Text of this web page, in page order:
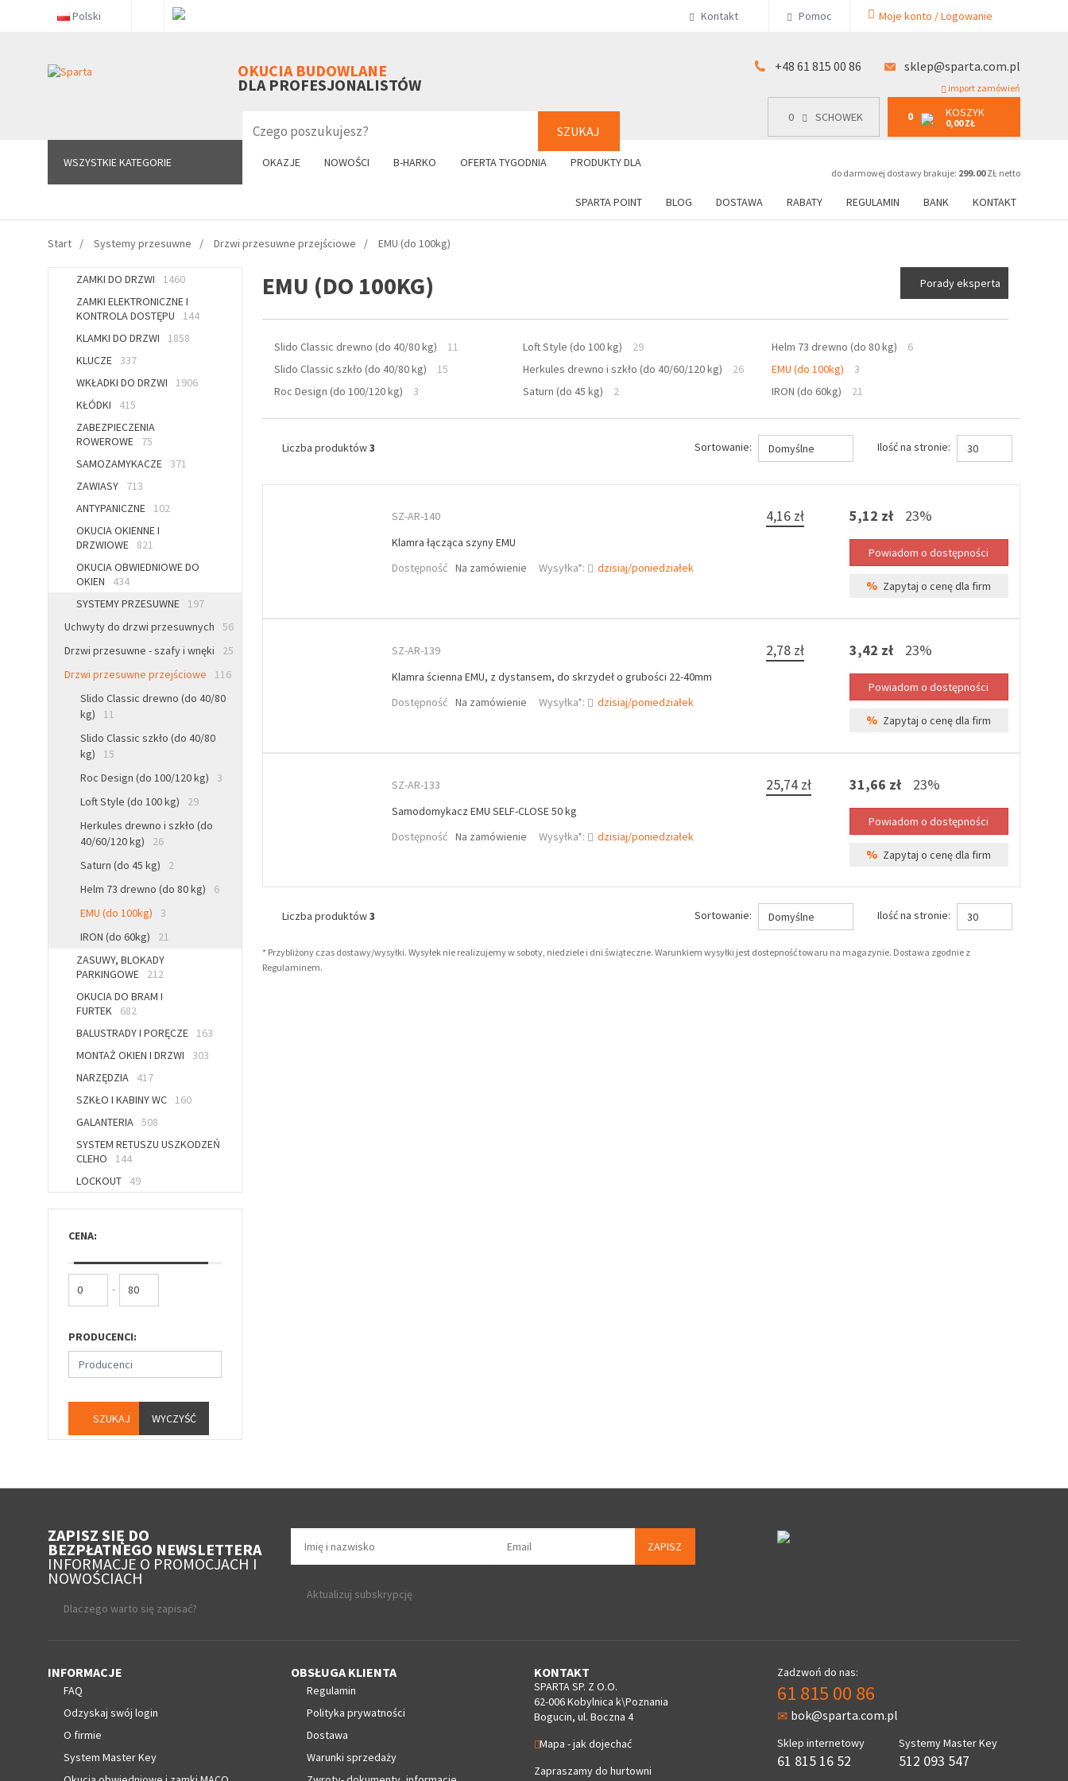
Polski Kontakt Pomoc Moje konto / Logowanie
OKUCIA BUDOWLANE
DLA PROFESJONALISTÓW
SZUKAJ
+48 61 815 00 86 sklep@sparta.com.pl
import zamówień
0 SCHOWEK 0 KOSZYK
0,00 ZŁ
do darmowej dostawy brakuje: 299.00ZŁ netto
WSZYSTKIE KATEGORIE OKAZJE NOWOŚCI B-HARKO OFERTA TYGODNIA PRODUKTY DLA
SPARTA POINT BLOG DOSTAWA RABATY REGULAMIN BANK KONTAKT
WSZYSTKIE KATEGORIE 0 SCHOWEK 0 KOSZYK
0,00 ZŁ
+48 61 815 00 86
Start Systemy przesuwne Drzwi przesuwne przejściowe EMU (do 100kg)
ZAMKI DO DRZWI
1460
ZAMKI ELEKTRONICZNE I
KONTROLA DOSTĘPU
144
KLAMKI DO DRZWI
1858
KLUCZE
337
WKŁADKI DO DRZWI
1906
KŁÓDKI
415
ZABEZPIECZENIA
ROWEROWE
75
SAMOZAMYKACZE
371
ZAWIASY
713
ANTYPANICZNE
102
OKUCIA OKIENNE I
DRZWIOWE
821
OKUCIA OBWIEDNIOWE DO
OKIEN
434
SYSTEMY PRZESUWNE
197
Uchwyty do drzwi przesuwnych
56
Drzwi przesuwne - szafy i wnęki
25
Drzwi przesuwne przejściowe
116
Slido Classic drewno (do 40/80
kg)
11
Slido Classic szkło (do 40/80
kg)
15
Roc Design (do 100/120 kg)
3
Loft Style (do 100 kg)
29
Herkules drewno i szkło (do
40/60/120 kg)
26
Saturn (do 45 kg)
2
Helm 73 drewno (do 80 kg)
6
EMU (do 100kg)
3
IRON (do 60kg)
21
ZASUWY, BLOKADY
PARKINGOWE
212
OKUCIA DO BRAM I
FURTEK
682
BALUSTRADY I PORĘCZE
163
MONTAŻ OKIEN I DRZWI
303
NARZĘDZIA
417
SZKŁO I KABINY WC
160
GALANTERIA 508
SYSTEM RETUSZU USZKODZEŃ
CLEHO
144
LOCKOUT
49
CENA:
-
PRODUCENCI:
Producenci
WYCZYŚĆ
EMU (DO 100KG) Porady eksperta
Slido Classic drewno (do 40/80 kg)
11
Slido Classic szkło (do 40/80 kg)
15
Roc Design (do 100/120 kg)
3
Loft Style (do 100 kg)
29
Herkules drewno i szkło (do 40/60/120 kg)
26
Saturn (do 45 kg)
2
Helm 73 drewno (do 80 kg)
6
EMU (do 100kg)
3
IRON (do 60kg)
21
Liczba produktów3 Sortowanie: Domyślne Ilość na stronie: 30
SZ-AR-140
Klamra łącząca szyny EMU
Dostępność Na zamówienie Wysyłka*: dzisiaj/poniedziałek
4,16 zł 5,12 zł 23%
% Zapytaj o cenę dla firm
SZ-AR-139
Klamra ścienna EMU, z dystansem, do skrzydeł o grubości 22-40mm
Dostępność Na zamówienie Wysyłka*: dzisiaj/poniedziałek
2,78 zł 3,42 zł 23%
% Zapytaj o cenę dla firm
SZ-AR-133
Samodomykacz EMU SELF-CLOSE 50 kg
Dostępność Na zamówienie Wysyłka*: dzisiaj/poniedziałek
25,74 zł 31,66 zł 23%
% Zapytaj o cenę dla firm
Liczba produktów3 Sortowanie: Domyślne Ilość na stronie: 30
* Przybliżony czas dostawy/wysyłki. Wysyłek nie realizujemy w soboty, niedziele i dni świąteczne. Warunkiem wysyłki jest dostepność towaru na magazynie. Dostawa zgodnie z
Regulaminem.
ZAPISZ SIĘ DO
BEZPŁATNEGO NEWSLETTERA
INFORMACJE O PROMOCJACH I
NOWOŚCIACH
Dlaczego warto się zapisać?
ZAPISZ
Aktualizuj subskrypcję
INFORMACJE
FAQ
Odzyskaj swój login
O firmie
System Master Key
OBSŁUGA KLIENTA
Regulamin
Polityka prywatności
Dostawa
Warunki sprzedaży
KONTAKT
SPARTA SP. Z O.O.
62-006 Kobylnica k\Poznania
Bogucin, ul. Boczna 4
Mapa - jak dojechać
Zapraszamy do hurtowni
Zadzwoń do nas:
61 815 00 86
bok@sparta.com.pl
Sklep internetowy
61 815 16 52
Systemy Master Key
512 093 547